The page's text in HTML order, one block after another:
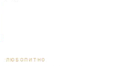
ЛЮБОПИТНО